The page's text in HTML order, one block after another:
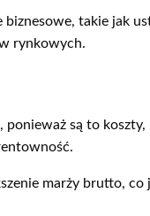
biznesowe, takie jak
rynkowych.
ponieważ są to
marży brutto, co